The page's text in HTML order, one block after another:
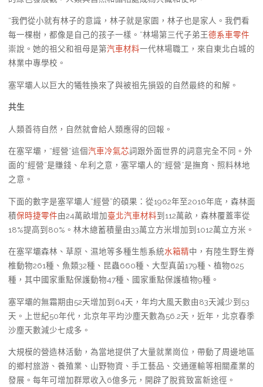
“我們從小就有林子的意識，林子就是家園，林子也是家人。我們看
每一棵樹，都像是自己的孩子一樣。”林場第三代子弟王德系車零件
崇說。她的祖父和祖母是第汽車材料一代林場職工，來自東北白城的
林業中專學校。
塞罕壩人以巨大的犧牲換來了與被祖先損毀的自然最終的和解。
共生
人類善待自然，自然就會給人類應得的回報。
在塞罕壩，“經營”這個汽車冷氣芯詞跟外面世界的詞意完全不同。外
面的“經營”是賺錢、牟利之意，塞罕壩人的“經營”是撫育、照料林地
之意。
下面的數字是塞罕壩人“經營”的碩果：從1962年至2016年底，森林面
積保時捷零件由24萬畝增加臺北汽車材料到112萬畝，森林覆蓋率從
18%提高到80%。林木總蓄積量由33萬立方米增加到1012萬立方米。
在塞罕壩森林、草原、濕地等多種生態系統水箱精中，有陸生野生脊
椎動物261種、魚類32種、昆蟲660種、大型真菌179種、植物625
種，其中國家重點保護動物47種、國家重點保護植物9種。
塞罕壩的無霜期由52天增加到64天，年均大風天數由83天減少到53
天。上世紀50年代，北京年平均沙塵天數為56.2天，近年，北京春季
沙塵天數減少七成多。
大規模的營造林活動，為當地提供了大量就業崗位，帶動了周邊地區
的鄉村旅游、養殖業、山野物資、手工藝品、交通運輸等相關產業的
發展。每年可增加群眾收入6億多元，開辟了脫貧致富新途徑。